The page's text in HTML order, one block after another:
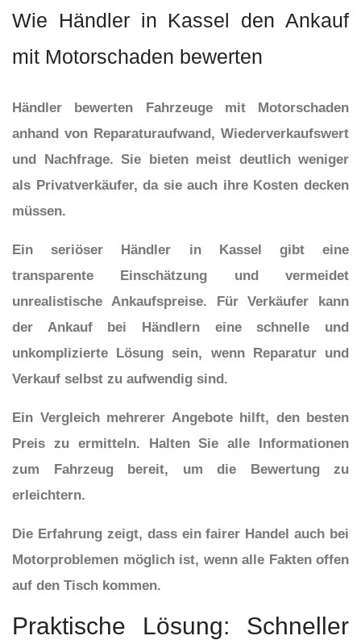
Wie Händler in Kassel den Ankauf
mit Motorschaden bewerten
Händler bewerten Fahrzeuge mit Motorschaden
anhand von Reparaturaufwand, Wiederverkaufswert
und Nachfrage. Sie bieten meist deutlich weniger
als Privatverkäufer, da sie auch ihre Kosten decken
müssen.
Ein seriöser Händler in Kassel gibt eine
transparente Einschätzung und vermeidet
unrealistische Ankaufspreise. Für Verkäufer kann
der Ankauf bei Händlern eine schnelle und
unkomplizierte Lösung sein, wenn Reparatur und
Verkauf selbst zu aufwendig sind.
Ein Vergleich mehrerer Angebote hilft, den besten
Preis zu ermitteln. Halten Sie alle Informationen
zum Fahrzeug bereit, um die Bewertung zu
erleichtern.
Die Erfahrung zeigt, dass ein fairer Handel auch bei
Motorproblemen möglich ist, wenn alle Fakten offen
auf den Tisch kommen.
Praktische Lösung: Schneller